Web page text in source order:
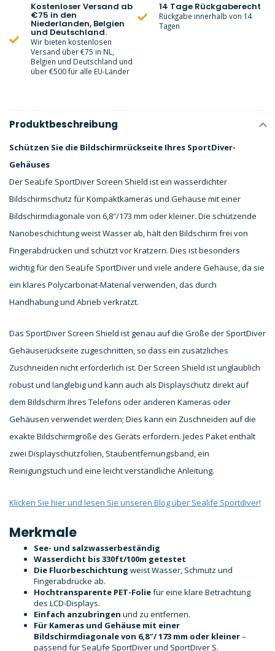
Kostenloser Versand ab
€75 in den
Niederlanden, Belgien
und Deutschland.
Wir bieten kostenlosen
Versand über €75 in NL,
Belgien und Deutschland und
über €500 für alle EU-Länder
14 Tage Rückgaberecht
Rückgabe innerhalb von 14
Tagen
Produktbeschreibung
Schützen Sie die Bildschirmrückseite Ihres SportDiver-
Gehäuses
Der SeaLife SportDiver Screen Shield ist ein wasserdichter
Bildschirmschutz für Kompaktkameras und Gehäuse mit einer
Bildschirmdiagonale von 6,8″/173 mm oder kleiner. Die schützende
Nanobeschichtung weist Wasser ab, hält den Bildschirm frei von
Fingerabdrücken und schützt vor Kratzern. Dies ist besonders
wichtig für den SeaLife SportDiver und viele andere Gehäuse, da sie
ein klares Polycarbonat-Material verwenden, das durch
Handhabung und Abrieb verkratzt.
Das SportDiver Screen Shield ist genau auf die Größe der SportDiver
Gehäuserückseite zugeschnitten, so dass ein zusätzliches
Zuschneiden nicht erforderlich ist. Der Screen Shield ist unglaublich
robust und langlebig und kann auch als Displayschutz direkt auf
dem Bildschirm Ihres Telefons oder anderen Kameras oder
Gehäusen verwendet werden; Dies kann ein Zuschneiden auf die
exakte Bildschirmgröße des Geräts erfordern. Jedes Paket enthält
zwei Displayschutzfolien, Staubentfernungsband, ein
Reinigungstuch und eine leicht verständliche Anleitung.
Klicken Sie hier und lesen Sie unseren Blog über Sealife Sportdiver!
Merkmale
See- und salzwasserbeständig
Wasserdicht bis 330ft/100m getestet
Die Fluorbeschichtung weist Wasser, Schmutz und
Fingerabdrücke ab.
Hochtransparente PET-Foliefür eine klare Betrachtung
des LCD-Displays.
Einfach anzubringen und zu entfernen.
Für Kameras und Gehäuse mit einer
Bildschirmdiagonale von 6,8″/ 173 mm oder kleiner–
passend für SeaLife SportDiver und SportDiver S.